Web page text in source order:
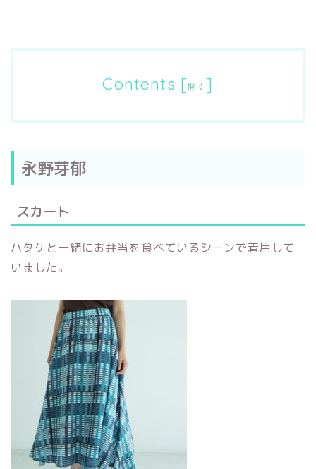
Contents [開く ]
永野芽郁
スカート
ハタケと一緒にお弁当を食べているシーンで着用して
いました。